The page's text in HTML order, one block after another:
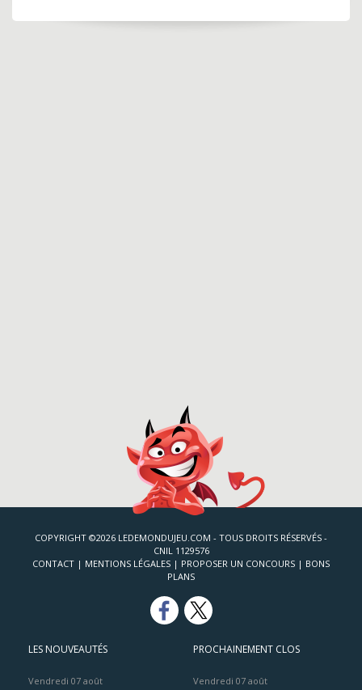
COPYRIGHT ©2026 LEDEMONDUJEU.COM - TOUS DROITS RÉSERVÉS -
CNIL 1129576
CONTACT | MENTIONS LÉGALES | PROPOSER UN CONCOURS | BONS
PLANS
LES NOUVEAUTÉS
Vendredi 07 août
PROCHAINEMENT CLOS
Vendredi 07 août